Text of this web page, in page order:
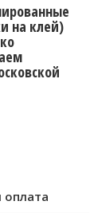
на клей)
оплата